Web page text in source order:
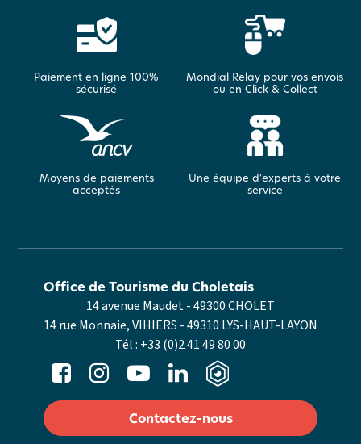
Paiement en ligne 100%
sécurisé
Mondial Relay pour vos envois
ou en Click & Collect
Moyens de paiements
acceptés
Une équipe d'experts à votre
service
14 avenue Maudet - 49300 CHOLET
14 rue Monnaie, VIHIERS - 49310 LYS-HAUT-LAYON
Tél : +33 (0)2 41 49 80 00
Office de Tourisme du Choletais
Contactez-nous